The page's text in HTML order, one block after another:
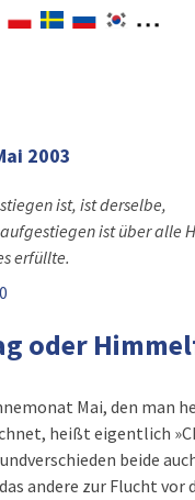
2003
ist, ist derselbe,
ist über alle
erfüllte.
oder
Mai, den man
heißt eigentlich
beide
andere zur Flucht vor